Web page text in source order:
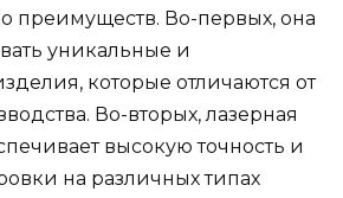
преимуществ. Во-первых, она
уникальные и
которые отличаются от
Во-вторых, лазерная
высокую точность и
на различных типах